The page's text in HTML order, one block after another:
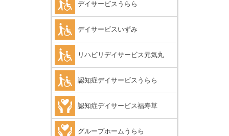
デイサービスうらら
デイサービスいずみ
リハビリデイサービス元気丸
認知症デイサービスうらら
認知症デイサービス福寿草
グループホームうらら